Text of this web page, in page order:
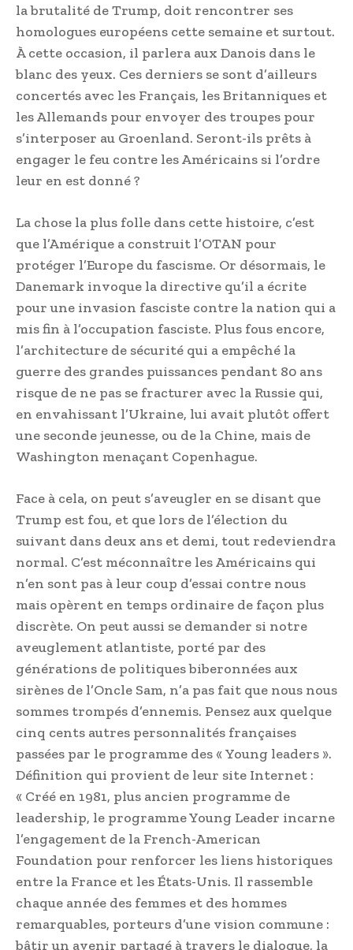
la brutalité de Trump, doit rencontrer ses
homologues européens cette semaine et surtout.
À cette occasion, il parlera aux Danois dans le
blanc des yeux. Ces derniers se sont d’ailleurs
concertés avec les Français, les Britanniques et
les Allemands pour envoyer des troupes pour
s’interposer au Groenland. Seront-ils prêts à
engager le feu contre les Américains si l’ordre
leur en est donné ?
La chose la plus folle dans cette histoire, c’est
que l’Amérique a construit l’OTAN pour
protéger l’Europe du fascisme. Or désormais, le
Danemark invoque la directive qu’il a écrite
pour une invasion fasciste contre la nation qui a
mis fin à l’occupation fasciste. Plus fous encore,
l’architecture de sécurité qui a empêché la
guerre des grandes puissances pendant 80 ans
risque de ne pas se fracturer avec la Russie qui,
en envahissant l’Ukraine, lui avait plutôt offert
une seconde jeunesse, ou de la Chine, mais de
Washington menaçant Copenhague.
Face à cela, on peut s’aveugler en se disant que
Trump est fou, et que lors de l’élection du
suivant dans deux ans et demi, tout redeviendra
normal. C’est méconnaître les Américains qui
n’en sont pas à leur coup d’essai contre nous
mais opèrent en temps ordinaire de façon plus
discrète. On peut aussi se demander si notre
aveuglement atlantiste, porté par des
générations de politiques biberonnées aux
sirènes de l’Oncle Sam, n’a pas fait que nous nous
sommes trompés d’ennemis. Pensez aux quelque
cinq cents autres personnalités françaises
passées par le programme des « Young leaders ».
Définition qui provient de leur site Internet :
« Créé en 1981, plus ancien programme de
leadership, le programme Young Leader incarne
l’engagement de la French-American
Foundation pour renforcer les liens historiques
entre la France et les États-Unis. Il rassemble
chaque année des femmes et des hommes
remarquables, porteurs d’une vision commune :
bâtir un avenir partagé à travers le dialogue, la